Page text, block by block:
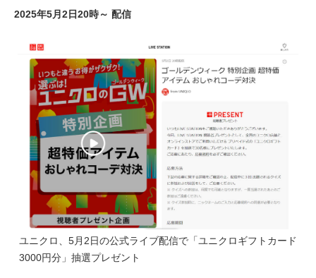
2025年5月2日20時～ 配信
ユニクロ、5月2日の公式ライブ配信で「ユニクロギフトカード
3000円分」抽選プレゼント